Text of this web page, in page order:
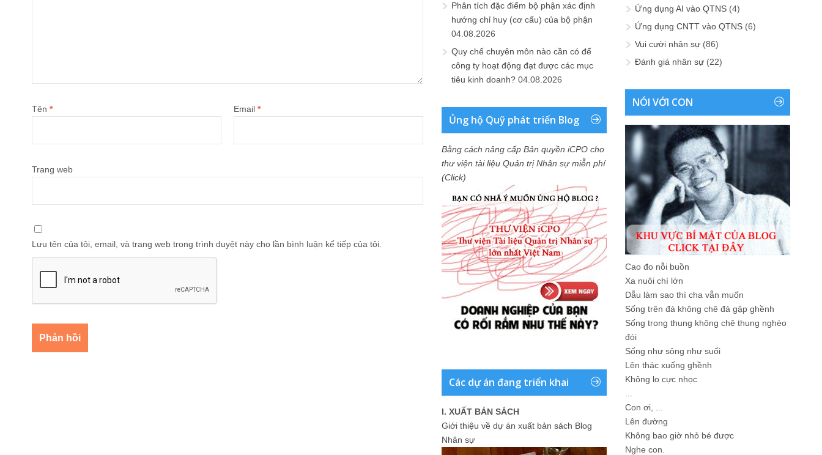
Tên * Email *
Trang web
Lưu tên của tôi, email, và trang web trong trình duyệt này cho lần bình luận kế tiếp của tôi.
Phân tích đặc điểm bộ phận xác định
hướng chỉ huy (cơ cấu) của bộ phận
04.08.2026
Quy chế chuyên môn nào cần có để
công ty hoạt động đạt được các mục
tiêu kinh doanh? 04.08.2026
Ủng hộ Quỹ phát triển Blog
Bằng cách nâng cấp Bản quyền iCPO cho
thư viện tài liệu Quản trị Nhân sự miễn phí
(Click)
Các dự án đang triển khai
I. XUẤT BẢN SÁCH
Giới thiệu về dự án xuất bản sách Blog
Nhân sự
Ứng dụng AI vào QTNS (4)
Ứng dụng CNTT vào QTNS (6)
Vui cười nhân sự (86)
Đánh giá nhân sự (22)
NÓI VỚI CON
Cao đo nỗi buồn
Xa nuôi chí lớn
Dẫu làm sao thì cha vẫn muốn
Sống trên đá không chê đá gập ghềnh
Sống trong thung không chê thung nghèo
đói
Sống như sông như suối
Lên thác xuống ghềnh
Không lo cực nhọc
Con ơi, ...
Lên đường
Không bao giờ nhỏ bé được
Nghe con.